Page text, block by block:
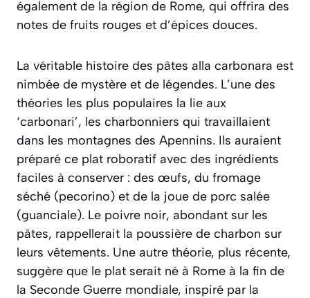
également de la région de Rome, qui offrira des
notes de fruits rouges et d’épices douces.
La véritable histoire des pâtes alla carbonara est
nimbée de mystère et de légendes. L’une des
théories les plus populaires la lie aux
‘carbonari’, les charbonniers qui travaillaient
dans les montagnes des Apennins. Ils auraient
préparé ce plat roboratif avec des ingrédients
faciles à conserver : des œufs, du fromage
séché (pecorino) et de la joue de porc salée
(guanciale). Le poivre noir, abondant sur les
pâtes, rappellerait la poussière de charbon sur
leurs vêtements. Une autre théorie, plus récente,
suggère que le plat serait né à Rome à la fin de
la Seconde Guerre mondiale, inspiré par la